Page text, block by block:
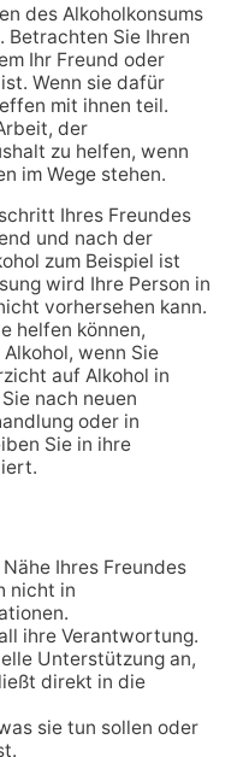
des Alkoholkonsums
Sie Ihren
Ihr Freund oder
Wenn sie dafür
mit ihnen teil.
der
zu helfen, wenn
im Wege stehen.
Ihres Freundes
und nach der
zum Beispiel ist
wird Ihre Person in
vorhersehen kann.
helfen können,
wenn Sie
auf Alkohol in
nach neuen
oder in
Sie in ihre
Ihres Freundes
nicht in
ihre Verantwortung.
Unterstützung an,
direkt in die
sie tun sollen oder